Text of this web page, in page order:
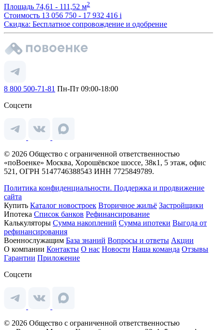
Площадь 74,61 - 111,52 м2
Стоимость 13 056 750 - 17 932 416 i
Скидка: Бесплатное сопровождение и одобрение
8 800 500-71-81 Пн-Пт 09:00-18:00
Соцсети
© 2026 Общество с ограниченной ответственностью
«поВоенке» Москва, Хорошёвское шоссе, 38к1, 5 этаж, офис
521, ОГРН 5147746388543 ИНН 7725849789.
Политика конфиденциальности. Поддержка и продвижение
сайта
Купить Каталог новостроек Вторичное жильё Застройщики
Ипотека Список банков Рефинансирование
Калькуляторы Сумма накоплений Сумма ипотеки Выгода от
рефинансирования
Военнослужащим База знаний Вопросы и ответы Акции
О компании Контакты О нас Новости Наша команда Отзывы
Гарантии Приложение
Соцсети
© 2026 Общество с ограниченной ответственностью